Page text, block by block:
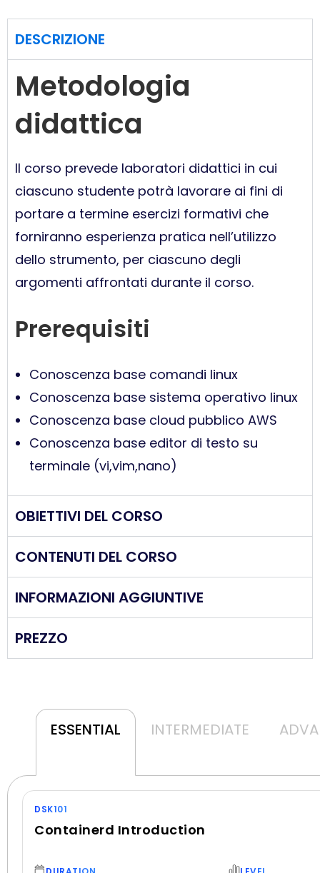
DESCRIZIONE
Metodologia
didattica
Il corso prevede laboratori didattici in cui
ciascuno studente potrà lavorare ai fini di
portare a termine esercizi formativi che
forniranno esperienza pratica nell’utilizzo
dello strumento, per ciascuno degli
argomenti affrontati durante il corso.
Prerequisiti
Conoscenza base comandi linux
Conoscenza base sistema operativo linux
Conoscenza base cloud pubblico AWS
Conoscenza base editor di testo su
terminale (vi,vim,nano)
OBIETTIVI DEL CORSO
CONTENUTI DEL CORSO
INFORMAZIONI AGGIUNTIVE
PREZZO
ESSENTIAL INTERMEDIATE
DSK101
Containerd Introduction